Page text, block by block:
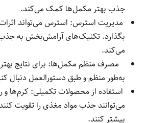
جذب بهتر مکمل‌ها کمک می‌کند.
مدیریت استرس: استرس می‌تواند
بگذارد. تکنیک‌های آرامش‌بخش به
می‌کند.
مصرف منظم مکمل‌ها: برای نتایج
به‌طور منظم و طبق دستورالعمل دنبال
استفاده از محصولات تکمیلی: کرم‌ها
می‌توانند جذب مواد مغذی را تقویت
بیشتر کنند.